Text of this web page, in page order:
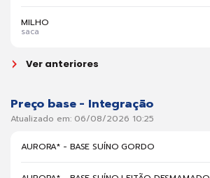
MILHO
saca
Ver anteriores
Preço base - Integração
Atualizado em: 06/08/2026 10:25
AURORA* - BASE SUÍNO GORDO